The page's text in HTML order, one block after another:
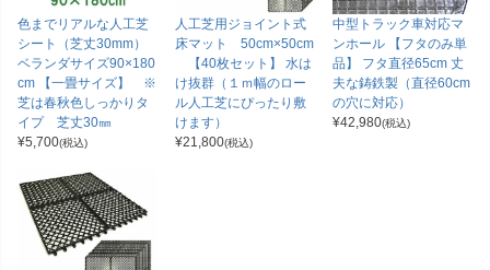
色までリアルな人工芝
シート（芝丈30mm）
ベランダサイズ90×180
cm 【一畳サイズ】 ※
芝は春秋色しっかりタ
イプ 芝丈30㎜
¥5,700(税込)
人工芝用ジョイント式
床マット 50cm×50cm
【40枚セット】 水は
け抜群（１ｍ幅のロー
ル人工芝にぴったり敷
けます）
¥21,800(税込)
中型トラック車対応マ
ンホール 【フタのみ単
品】 フタ直径65cm 丈
夫な鋳鉄製（直径60cm
の穴に対応）
¥42,980(税込)